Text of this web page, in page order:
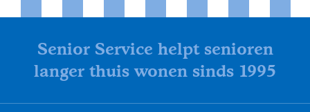
Senior Service helpt senioren
langer thuis wonen sinds 1995